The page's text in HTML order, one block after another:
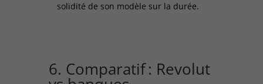
solidité de son modèle sur la durée.
6. Comparatif : Revolut